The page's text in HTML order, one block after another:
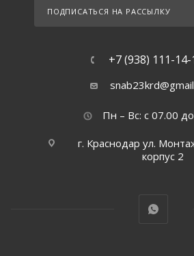
ПОДПИСАТЬСЯ НА РАССЫЛКУ
+7 (938) 111-14-
Пн – Вс: с 07.00
г. Краснодар ул.
корпус 2